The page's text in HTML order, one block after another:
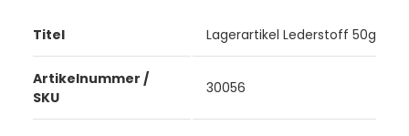
Titel Lagerartikel Lederstoff 50g
Artikelnummer /
SKU
30056